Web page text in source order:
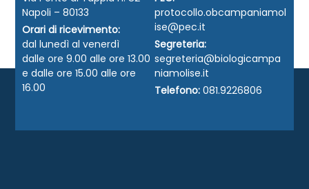
Napoli – 80133
Orari di ricevimento:
dal lunedì al venerdì
dalle ore 9.00 alle ore 13.00
e dalle ore 15.00 alle ore
16.00
protocollo.obcampaniamol
ise@pec.it
Segreteria:
segreteria@biologicampa
niamolise.it
Telefono: 081.9226806